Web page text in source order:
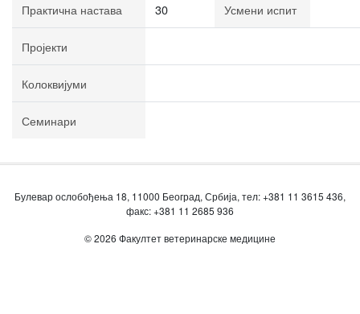
Практична настава 30 Усмени испит
Пројекти
Колоквијуми
Семинари
Булевар ослобођења 18, 11000 Београд, Србија, тел: +381 11 3615 436,
факс: +381 11 2685 936
© 2026 Факултет ветеринарске медицине